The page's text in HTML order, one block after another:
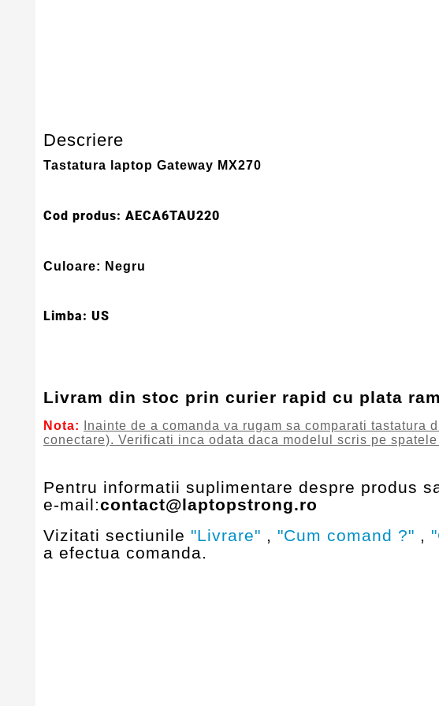
Descriere
Tastatura laptop Gateway MX270
Cod produs: AECA6TAU220
Culoare: Negru
Limba: US
Livram din stoc prin curier rapid cu plata
Nota:
Inainte de a comanda va rugam sa comparati
conectare). Verificati inca odata daca modelul scris pe
Pentru informatii suplimentare despre produs
e-mail:contact@laptopstrong.ro
Vizitati sectiunile "Livrare" , "Cum comand ?" ,
a efectua comanda.